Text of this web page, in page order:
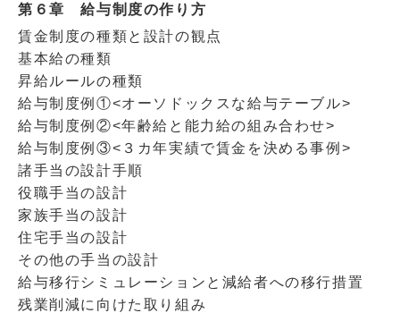
第６章 給与制度の作り方
賃金制度の種類と設計の観点
基本給の種類
昇給ルールの種類
給与制度例①<オーソドックスな給与テーブル>
給与制度例②<年齢給と能力給の組み合わせ>
給与制度例③<３カ年実績で賃金を決める事例>
諸手当の設計手順
役職手当の設計
家族手当の設計
住宅手当の設計
その他の手当の設計
給与移行シミュレーションと減給者への移行措置
残業削減に向けた取り組み